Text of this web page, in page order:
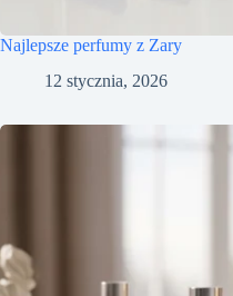
Najlepsze perfumy z Zary
12 stycznia, 2026